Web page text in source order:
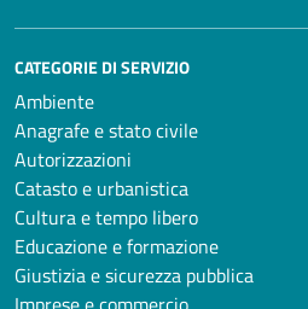
CATEGORIE DI SERVIZIO
Ambiente
Anagrafe e stato civile
Autorizzazioni
Catasto e urbanistica
Cultura e tempo libero
Educazione e formazione
Giustizia e sicurezza pubblica